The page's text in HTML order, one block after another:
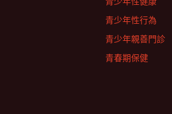
青少年性行為
青少年親善門診
青春期保健